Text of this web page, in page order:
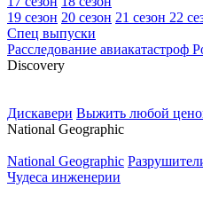
19 сезон 20 сезон 21 сезон 22
Спец выпуски
Расследование авиакатастроф
Discovery
Дискавери Выжить любой
National Geographic
National Geographic
Чудеса инженерии